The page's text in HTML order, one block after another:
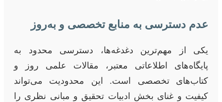
عدم دسترسی به منابع تخصصی و به‌روز
یکی از مهم‌ترین دغدغه‌ها، دسترسی محدود به
پایگاه‌های اطلاعاتی معتبر، مقالات علمی روز و
کتاب‌های تخصصی است. این محدودیت می‌تواند
کیفیت و غنای بخش ادبیات تحقیق و مبانی نظری را